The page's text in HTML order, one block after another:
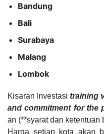
Bandung
Bali
Surabaya
Malang
Lombok
Kisaran Investasi training
and commitment for the
an (**syarat dan ketentuan
Harga setiap kota akan